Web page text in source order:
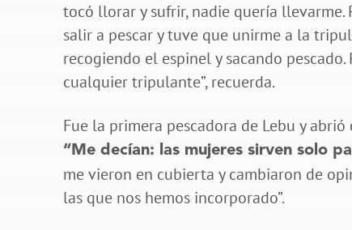
tocó llorar y sufrir, nadie quería
salir a pescar y tuve que unirme a la
recogiendo el espinel y sacando
cualquier tripulante”, recuerda.
Fue la primera pescadora de Lebu y
“Me decían: las mujeres sirven solo
me vieron en cubierta y cambiaron de
las que nos hemos incorporado”.